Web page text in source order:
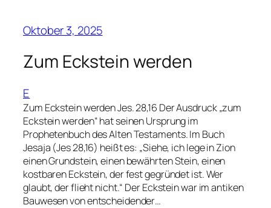
Oktober 3, 2025
Zum Eckstein werden
E
Zum Eckstein werden Jes. 28,16 Der Ausdruck „zum
Eckstein werden“ hat seinen Ursprung im
Prophetenbuch des Alten Testaments. Im Buch
Jesaja (Jes 28,16) heißt es: „Siehe, ich lege in Zion
einen Grundstein, einen bewährten Stein, einen
kostbaren Eckstein, der fest gegründet ist. Wer
glaubt, der flieht nicht.“ Der Eckstein war im antiken
Bauwesen von entscheidender…